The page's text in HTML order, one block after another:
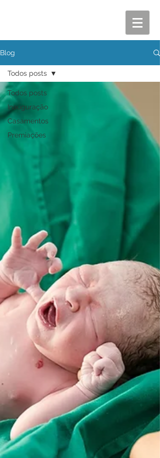
Blog
Todos posts
Inauguração
Casamentos
Premiações
Todos posts